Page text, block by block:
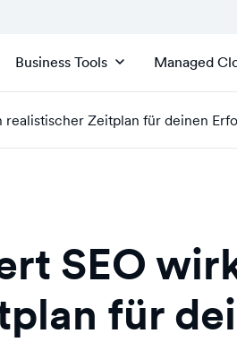
Business Tools Managed
Zeitplan für deinen
SEO
für